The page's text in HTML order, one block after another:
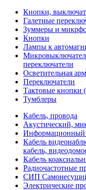
Кнопки,
Галетные
Зуммеры и
Кнопки
Лампы к
переключатели
Осветительная
Переключатели
Тактовые кнопки
Тумблеры
Кабель, провода
Акустический,
Информационный
Кабель
кабель,
Кабель
Радиочастотные
СИП Самонесущий
Электрические